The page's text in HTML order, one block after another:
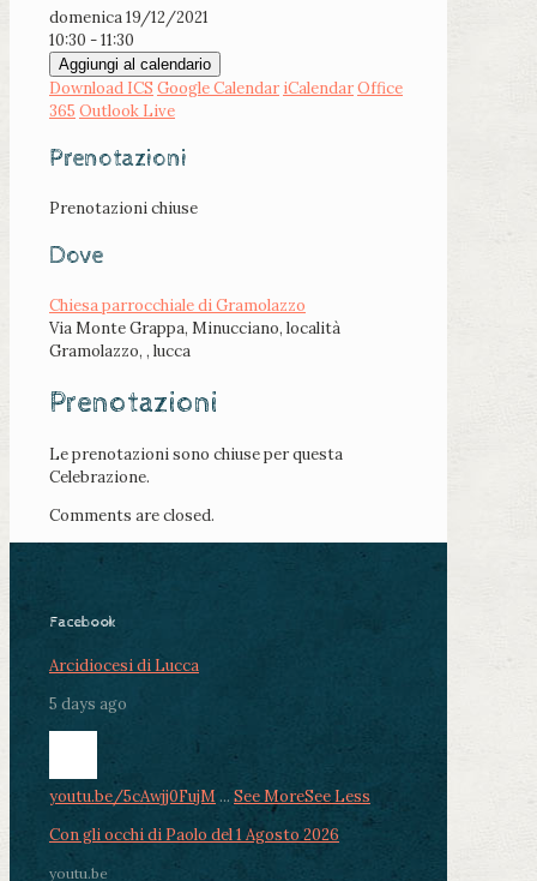
domenica 19/12/2021
10:30 - 11:30
Aggiungi al calendario
Download ICS Google Calendar iCalendarOffice
365 Outlook Live
Prenotazioni
Prenotazioni chiuse
Dove
Chiesa parrocchiale di Gramolazzo
Via Monte Grappa, Minucciano, località
Gramolazzo, , lucca
Prenotazioni
Le prenotazioni sono chiuse per questa
Celebrazione.
Comments are closed.
Facebook
Arcidiocesi di Lucca
5 days ago
youtu.be/5cAwjj0FujM ... See MoreSee Less
Con gli occhi di Paolo del 1 Agosto 2026
youtu.be